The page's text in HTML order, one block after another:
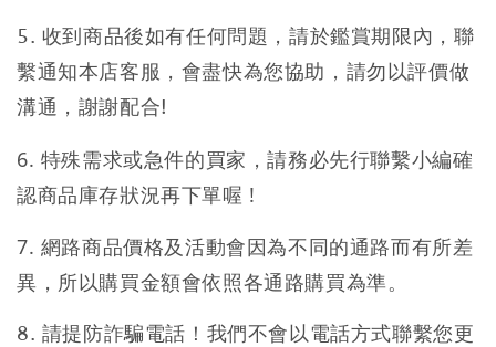
5. 收到商品後如有任何問題，請於鑑賞期限內，聯
繫通知本店客服，會盡快為您協助，請勿以評價做
溝通，謝謝配合!
6. 特殊需求或急件的買家，請務必先行聯繫小編確
認商品庫存狀況再下單喔 !
7. 網路商品價格及活動會因為不同的通路而有所差
異，所以購買金額會依照各通路購買為準。
8. 請提防詐騙電話！我們不會以電話方式聯繫您更